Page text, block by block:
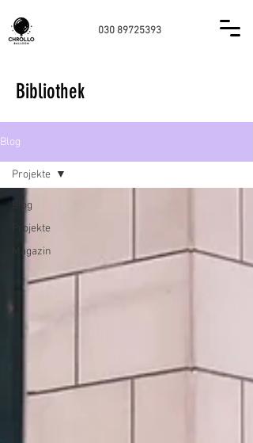
030 89725393
Bibliothek
Blog
Blog
Projekte
Magazin
Projekte